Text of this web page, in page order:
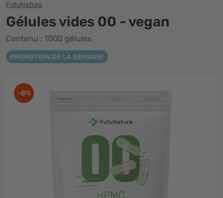
FutuNatura
Gélules vides 00 - vegan
Contenu : 1000 gélules
PROMOTION DE LA SEMAINE
-8%